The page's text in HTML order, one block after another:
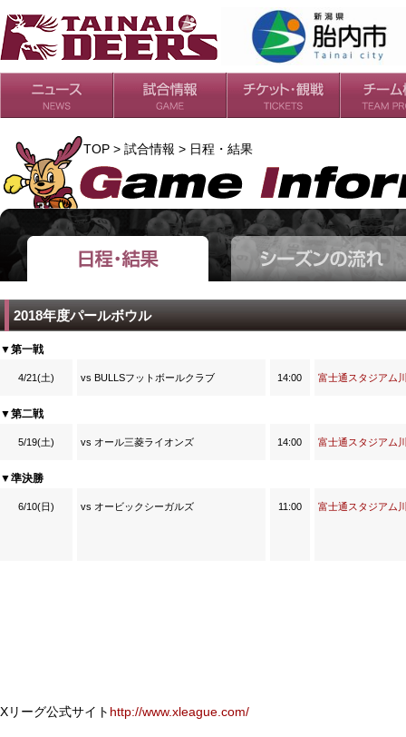
日程・結果
シーズンの流れ チケット
会場・アクセス
ルールガイド
TOP > 試合情報 > 日程・結果
2018年度パールボウル
▼第一戦
4/21(土) vs BULLSフットボールクラブ 14:00 富士通スタジアム
▼第二戦
5/19(土) vs オール三菱ライオンズ 14:00 富士通スタジアム
▼準決勝
6/10(日) vs オービックシーガルズ 11:00 富士通スタジアム
Xリーグ公式サイト http://www.xleague.com/